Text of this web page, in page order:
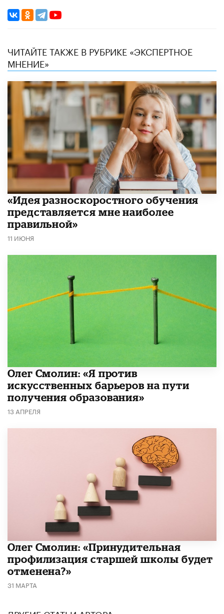
ЧИТАЙТЕ ТАКЖЕ В РУБРИКЕ «ЭКСПЕРТНОЕ
МНЕНИЕ»
«Идея разноскоростного обучения
представляется мне наиболее
правильной»
11 ИЮНЯ
Олег Смолин: «Я против
искусственных барьеров на пути
получения образования»
13 АПРЕЛЯ
​Олег Смолин: «Принудительная
профилизация старшей школы будет
отменена?»
31 МАРТА